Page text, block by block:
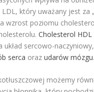
który uważany jest za
wzrost poziomu
Cholesterol HDL
układ sercowo-
serca orazudarów mózgu.
możemy